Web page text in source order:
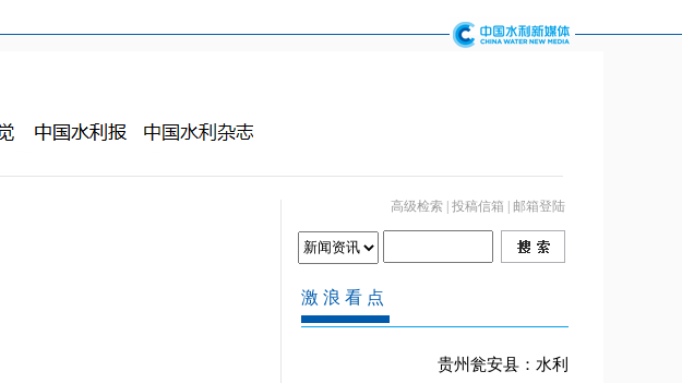
高级检索 投稿信箱 邮箱登陆